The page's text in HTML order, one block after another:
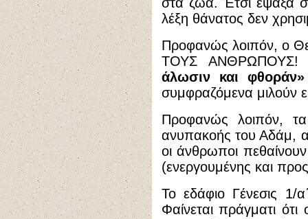
λέξη θάνατος δεν
Προφανώς λοιπόν, ο
ΤΟΥΣ ΑΝΘΡΩΠΟΥΣ!
άλωσιν και φθοράν»
συμφραζόμενα μιλούν
Προφανώς λοιπόν,
ανυπακοής του Αδάμ,
οι άνθρωποι
(ενεργουμένης και
Το εδάφιο Γένεσις 1/
Φαίνεται πράγματι